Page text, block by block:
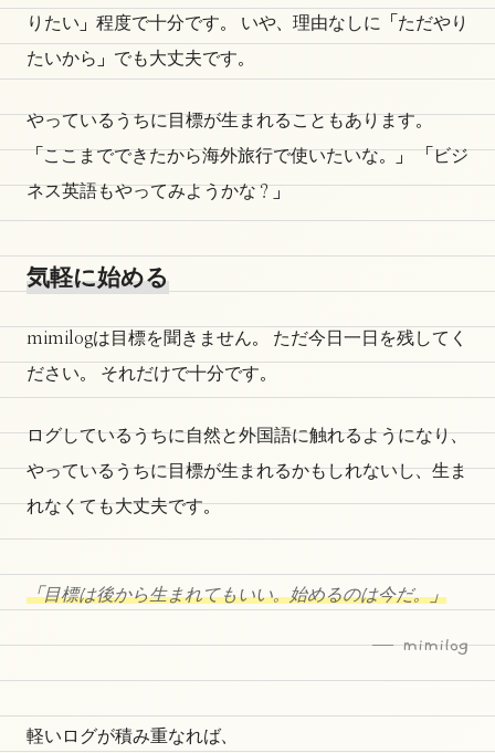
りたい」程度で十分です。 いや、理由なしに「ただやり
たいから」でも大丈夫です。
やっているうちに目標が生まれることもあります。
「ここまでできたから海外旅行で使いたいな。」 「ビジ
ネス英語もやってみようかな？」
気軽に始める
mimilogは目標を聞きません。 ただ今日一日を残してく
ださい。 それだけで十分です。
ログしているうちに自然と外国語に触れるようになり、
やっているうちに目標が生まれるかもしれないし、生ま
れなくても大丈夫です。
「目標は後から生まれてもいい。始めるのは今だ。」
— mimilog
軽いログが積み重なれば、